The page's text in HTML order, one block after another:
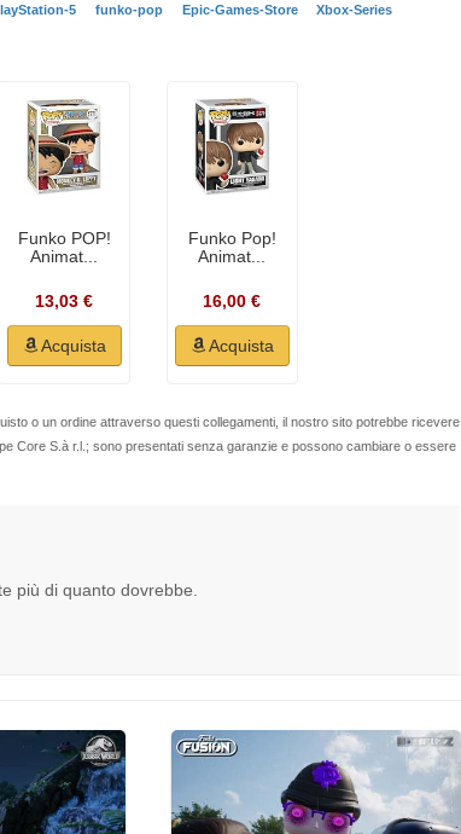
5 funko-pop Epic-Games-Store
Xbox-Series
Funko POP!
Animat...
13,03 €
Acquista
Funko Pop!
Animat...
16,00 €
Acquista
o un ordine attraverso questi collegamenti, il nostro sito potrebbe ricevere
Core S.à r.l.; sono presentati senza garanzie e possono cambiare o essere
più di quanto dovrebbe.